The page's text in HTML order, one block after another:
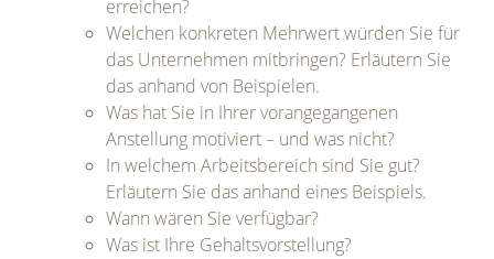
erreichen?
Welchen konkreten Mehrwert würden Sie für
das Unternehmen mitbringen? Erläutern Sie
das anhand von Beispielen.
Was hat Sie in Ihrer vorangegangenen
Anstellung motiviert – und was nicht?
In welchem Arbeitsbereich sind Sie gut?
Erläutern Sie das anhand eines Beispiels.
Wann wären Sie verfügbar?
Was ist Ihre Gehaltsvorstellung?